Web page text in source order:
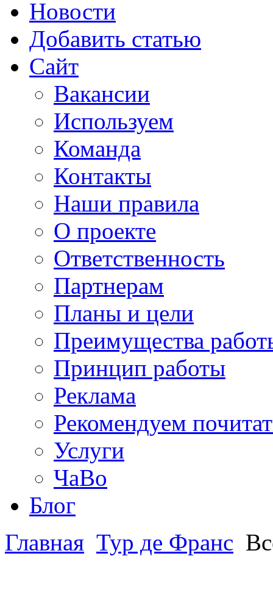
Новости
Добавить статью
Сайт
Вакансии
Используем
Команда
Контакты
Наши правила
О проекте
Ответственность
Партнерам
Планы и цели
Преимущества
Принцип работы
Реклама
Рекомендуем
Услуги
ЧаВо
Блог
Главная Тур де Франс